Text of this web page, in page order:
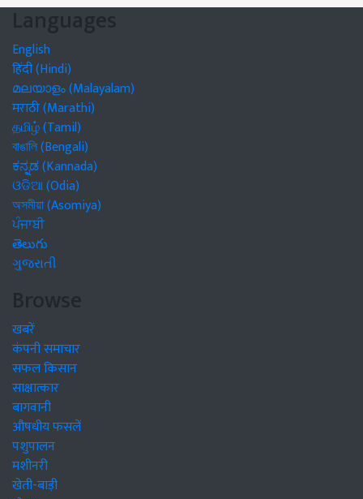
Languages
English
हिंदी (Hindi)
മലയാളം (Malayalam)
मराठी (Marathi)
தமிழ் (Tamil)
বাঙালি (Bengali)
ಕನ್ನಡ (Kannada)
ଓଡିଆ (Odia)
অসমীয়া (Asomiya)
ਪੰਜਾਬੀ
తెలుగు
ગુજરાતી
Browse
खबरें
कंपनी समाचार
सफल किसान
साक्षात्कार
बागवानी
औषधीय फसलें
पशुपालन
मशीनरी
खेती-बाड़ी